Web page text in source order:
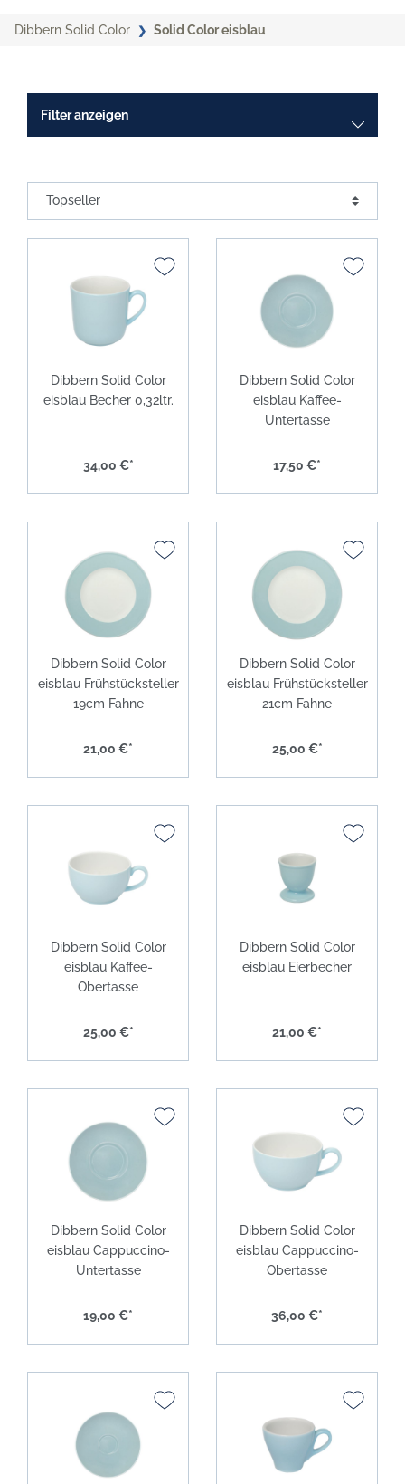
Dibbern Solid Color Solid Color eisblau
Filter anzeigen
Dibbern Solid Color
eisblau Becher 0,32ltr.
34,00 €*
Dibbern Solid Color
eisblau Kaffee-
Untertasse
17,50 €*
Dibbern Solid Color
eisblau Frühstücksteller
19cm Fahne
21,00 €*
Dibbern Solid Color
eisblau Frühstücksteller
21cm Fahne
25,00 €*
Dibbern Solid Color
eisblau Kaffee-
Obertasse
25,00 €*
Dibbern Solid Color
eisblau Eierbecher
21,00 €*
Dibbern Solid Color
eisblau Cappuccino-
Untertasse
19,00 €*
Dibbern Solid Color
eisblau Cappuccino-
Obertasse
36,00 €*